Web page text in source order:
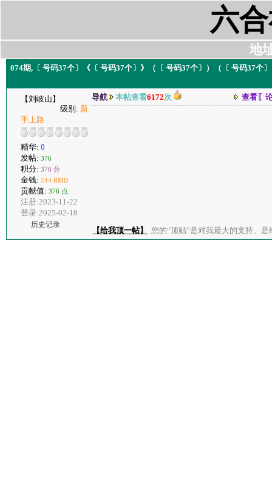
六
地
074期,〔 号码37个〕《〔 号码37个〕》（〔 号码37个〕）（〔 号码37个
【刘岐山】
级别: 新
手上路
精华: 0
发帖: 376
积分: 376 分
金钱: 244 RMB
贡献值: 376 点
注册:2023-11-22
登录:2025-02-18
历史记录
导航 本帖查看6172次 查看〖
【给我顶一帖】 您的“顶贴”是对我最大的支持、